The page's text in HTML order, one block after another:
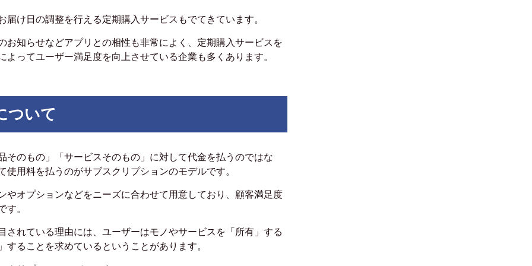
け日の調整を行える定期購入サービスもでてきています。
お知らせなどアプリとの相性も非常によく、定期購入サービスを
ってユーザー満足度を向上させている企業も多くあります。
ついて
そのもの」「サービスそのもの」に対して代金を払うのではな
用料を払うのがサブスクリプションのモデルです。
やオプションなどをニーズに合わせて用意しており、顧客満足度
。
されている理由には、ユーザーはモノやサービスを「所有」する
ることを求めているということがあります。